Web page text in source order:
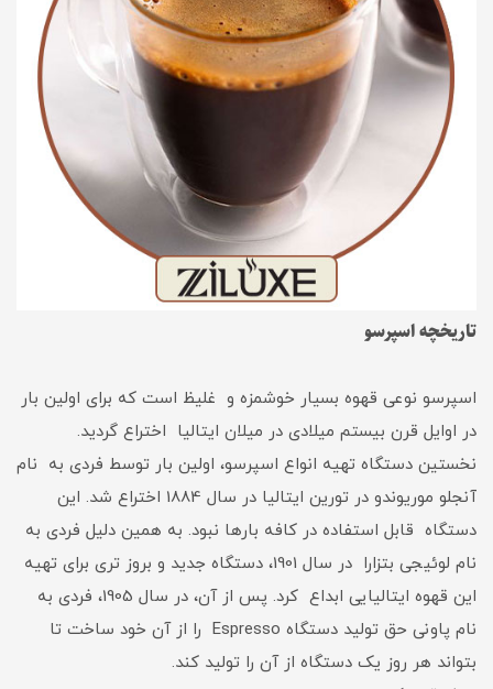
تاریخچه اسپرسو
اسپرسو نوعی قهوه بسیار خوشمزه و غلیظ است که برای اولین بار
در اوایل قرن بیستم میلادی در میلان ایتالیا اختراع گردید.
نخستین دستگاه تهیه انواع اسپرسو، اولین بار توسط فردی به نام
آنجلو موریوندو در تورین ایتالیا در سال 1884 اختراع شد. این
دستگاه قابل استفاده در کافه بارها نبود. به همین دلیل فردی به
نام لوئیجی بتزارا در سال 1901، دستگاه جدید و بروز تری برای تهیه
این قهوه ایتالیایی ابداع کرد. پس از آن، در سال 1905، فردی به
نام پاونی حق تولید دستگاه Espresso را از آن خود ساخت تا
بتواند هر روز یک دستگاه از آن را تولید کند.